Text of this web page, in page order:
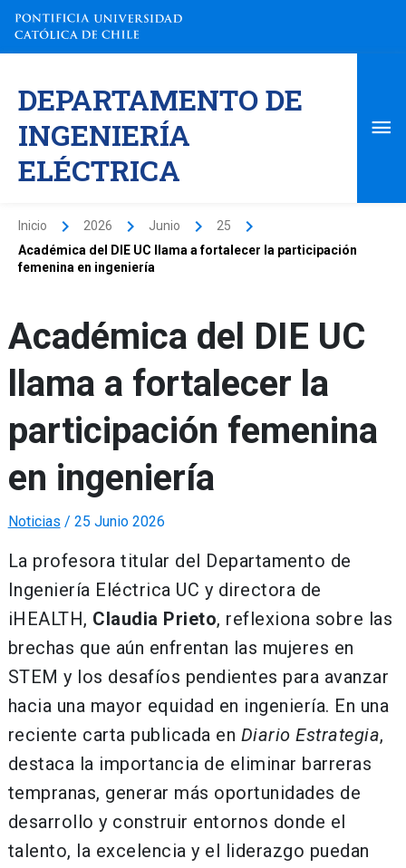
contenido
DEPARTAMENTO DE
INGENIERÍA
ELÉCTRICA
Inicio 2026 Junio
25
Académica del DIE UC llama a fortalecer la participación
femenina en ingeniería
Académica del DIE UC
llama a fortalecer la
participación femenina
en ingeniería
Noticias / 25 Junio 2026
La profesora titular del Departamento de
Ingeniería Eléctrica UC y directora de
iHEALTH, Claudia Prieto, reflexiona sobre las
brechas que aún enfrentan las mujeres en
STEM y los desafíos pendientes para avanzar
hacia una mayor equidad en ingeniería. En una
reciente carta publicada en Diario Estrategia,
destaca la importancia de eliminar barreras
tempranas, generar más oportunidades de
desarrollo y construir entornos donde el
talento, la excelencia y el liderazgo puedan